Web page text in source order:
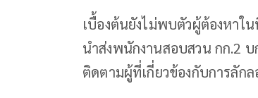
เบื้องต้นยังไม่พบตัวผู้ต้องหาใ
นำส่งพนักงานสอบสวน กก.2
ติดตามผู้ที่เกี่ยวข้องกับการลัก